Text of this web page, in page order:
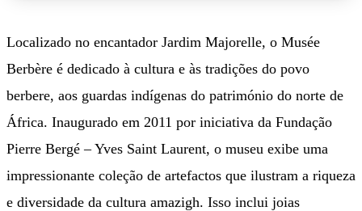
Localizado no encantador Jardim Majorelle, o Musée
Berbère é dedicado à cultura e às tradições do povo
berbere, aos guardas indígenas do património do norte de
África. Inaugurado em 2011 por iniciativa da Fundação
Pierre Bergé – Yves Saint Laurent, o museu exibe uma
impressionante coleção de artefactos que ilustram a riqueza
e diversidade da cultura amazigh. Isso inclui joias